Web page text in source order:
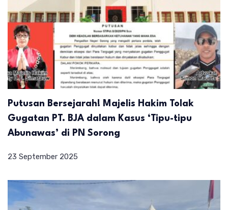
Putusan Bersejarah! Majelis Hakim Tolak
Gugatan PT. BJA dalam Kasus ‘Tipu-tipu
Abunawas’ di PN Sorong
23 September 2025